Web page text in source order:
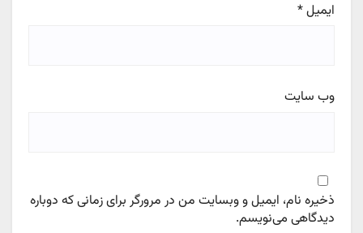
ایمیل*
وب‌ سایت
ذخیره نام، ایمیل و وبسایت من در مرورگر برای زمانی که دوباره
دیدگاهی می‌نویسم.